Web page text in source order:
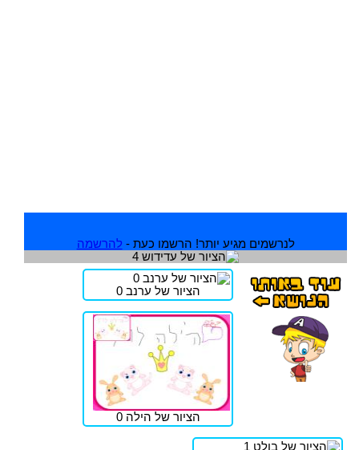
לנרשמים מגיע יותר! הרשמו כעת - להרשמה
הציור של ערנב 0
הציור של הילה 0